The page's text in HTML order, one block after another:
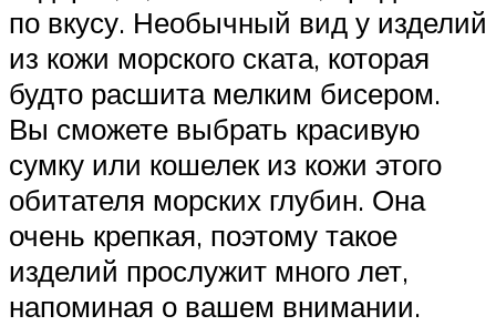
по вкусу. Необычный вид у изделий
из кожи морского ската, которая
будто расшита мелким бисером.
Вы сможете выбрать красивую
сумку или кошелек из кожи этого
обитателя морских глубин. Она
очень крепкая, поэтому такое
изделий прослужит много лет,
напоминая о вашем внимании.